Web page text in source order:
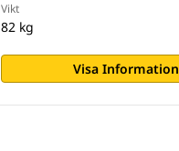
Vikt
82 kg
Visa Information